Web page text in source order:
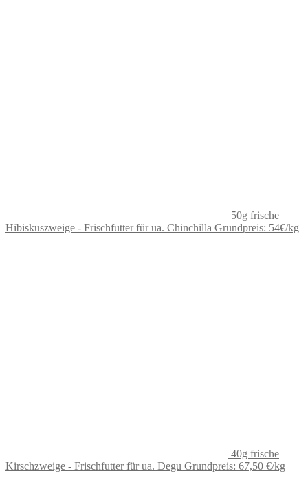
50g frische
Hibiskuszweige - Frischfutter für ua. Chinchilla Grundpreis: 54€/kg
40g frische
Kirschzweige - Frischfutter für ua. Degu Grundpreis: 67,50 €/kg